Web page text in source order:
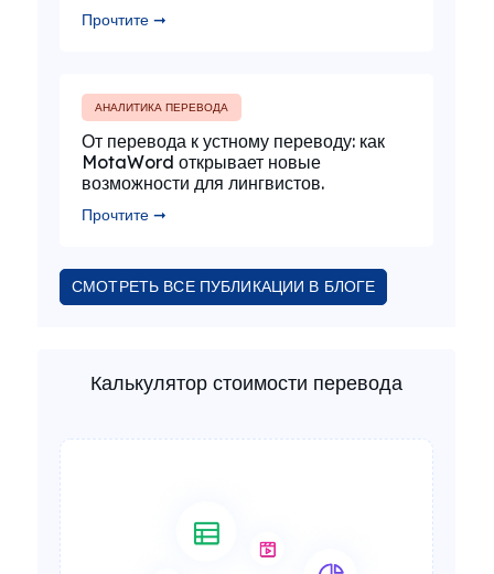
Прочтите ➞
АНАЛИТИКА ПЕРЕВОДА
От перевода к устному переводу: как
MotaWord открывает новые
возможности для лингвистов.
Прочтите ➞
СМОТРЕТЬ ВСЕ ПУБЛИКАЦИИ В БЛОГЕ
Калькулятор стоимости перевода